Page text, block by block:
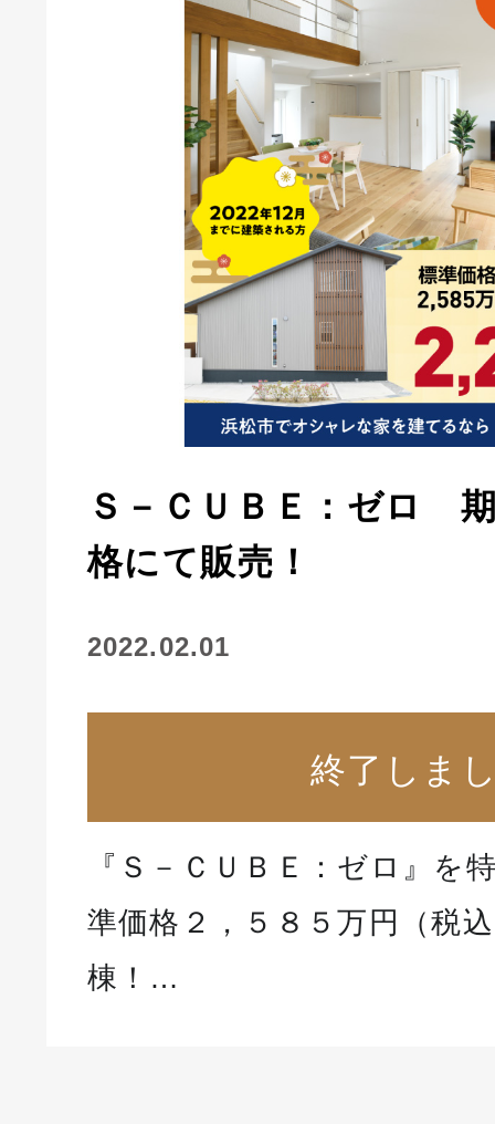
Ｓ－ＣＵＢＥ：ゼロ
格にて販売！
2022.02.01
終了しま
『Ｓ－ＣＵＢＥ：ゼロ』を
準価格２，５８５万円（税
棟！…